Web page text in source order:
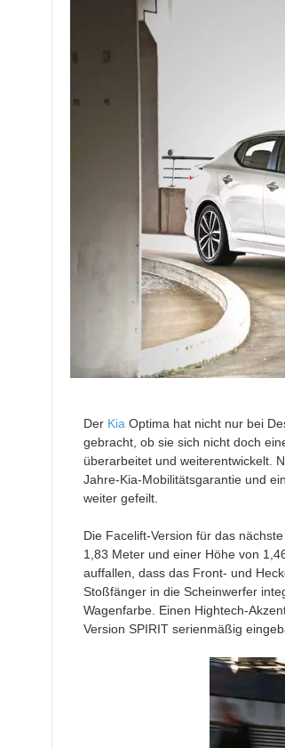
Der Kia Optima hat nicht nur bei
gebracht, ob sie sich nicht doch
überarbeitet und weiterentwickelt.
Jahre-Kia-Mobilitätsgarantie und
weiter gefeilt.
Die Facelift-Version für das
1,83 Meter und einer Höhe von
auffallen, dass das Front- und
Stoßfänger in die Scheinwerfer
Wagenfarbe. Einen Hightech-
Version SPIRIT serienmäßig